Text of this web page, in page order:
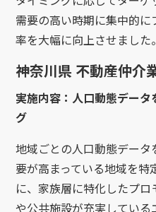
需要の高い時期に集中的
率を大幅に向上させました。
神奈川県 不動産仲介
実施内容：人口動態デー
グ
地域ごとの人口動態デー
要が高まっている地域を
に、家族層に特化したプ
や公共施設が充実してい